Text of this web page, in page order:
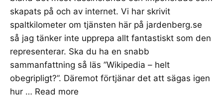
skapats på och av internet. Vi har skrivit
spaltkilometer om tjänsten här på jardenberg.se
så jag tänker inte upprepa allt fantastiskt som den
representerar. Ska du ha en snabb
sammanfattning så läs ”Wikipedia – helt
obegripligt?”. Däremot förtjänar det att sägas igen
hur … Read more